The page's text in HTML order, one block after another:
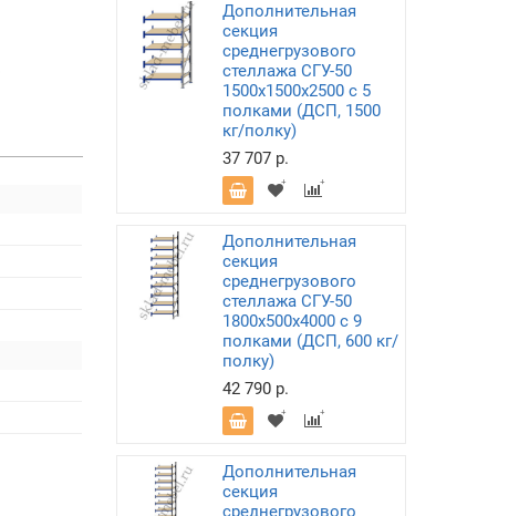
Дополнительная
секция
среднегрузового
стеллажа СГУ-50
1500х1500х2500 с 5
полками (ДСП, 1500
кг/полку)
37 707 р.
Дополнительная
секция
среднегрузового
стеллажа СГУ-50
1800х500х4000 с 9
полками (ДСП, 600 кг/
полку)
42 790 р.
Дополнительная
секция
среднегрузового